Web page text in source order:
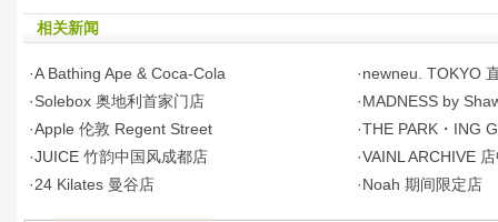
相关新闻
·A Bathing Ape & Coca-Cola
·newneu. TOKYO
·Solebox 奥地利首家门店
·MADNESS by
·Apple 伦敦 Regent Street
·THE PARK・ING
·JUICE 竹韵中国风成都店
·VAINL ARCHIVE
·24 Kilates 曼谷店
·Noah 期间限定店